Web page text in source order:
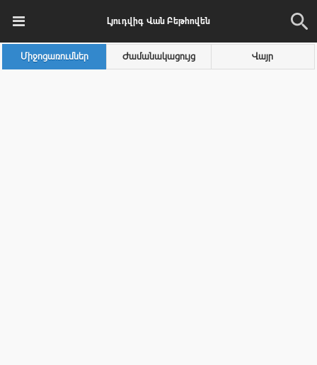
Լյուդվիգ Վան Բեթհովեն
Միջոցառումներ Ժամանակացույց Վայր